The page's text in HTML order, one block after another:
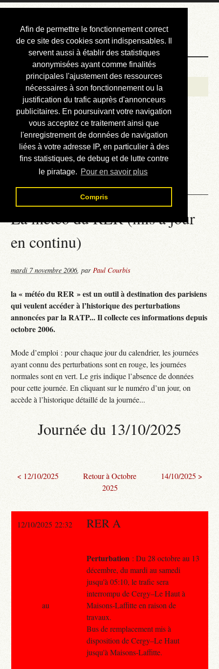
Afin de permettre le fonctionnement correct
de ce site des cookies sont indispensables. Il
servent aussi à établir des statistiques
anonymisées ayant comme finalités
principales l'ajustement des ressources
nécessaires à son fonctionnement ou la
justification du trafic auprès d'annonceurs
publicitaires. En poursuivant votre navigation
vous acceptez ce traitement ainsi que
l'enregistrement de données de navigation
liées à votre adresse IP, en particulier à des
fins statistiques, de debug et de lutte contre
le piratage. Pour en savoir plus
Compris
Courbis, « LE »
Blog Officiel
Bienvenue
Réalisations
Divers (et d’été)
Annonces
Liens externes
Téléchargement
Contact
La météo du RER (mis à jour
en continu)
mardi 7 novembre 2006,parPaul Courbis
la « météo du RER » est un outil à destination des parisiens
qui veulent accéder à l’historique des perturbations
annoncées par la RATP... Il collecte ces informations depuis
octobre 2006.
Mode d’emploi : pour chaque jour du calendrier, les journées
ayant connu des perturbations sont en rouge, les journées
normales sont en vert. Le gris indique l’absence de données
pour cette journée. En cliquant sur le numéro d’un jour, on
accède à l’historique détaillé de la journée...
Journée du 13/10/2025
< 12/10/2025
Retour à Octobre
2025
14/10/2025 >
12/10/2025 22:32 RER A
Perturbation : Du 28 octobre au 13
décembre, du mardi au samedi
jusqu'à 05:10, le trafic sera
interrompu de Cergy–Le Haut à
Maisons-Laffitte en raison de
travaux.
Bus de remplacement mis à
disposition de Cergy–Le Haut
jusqu'à Maisons-Laffitte.
au